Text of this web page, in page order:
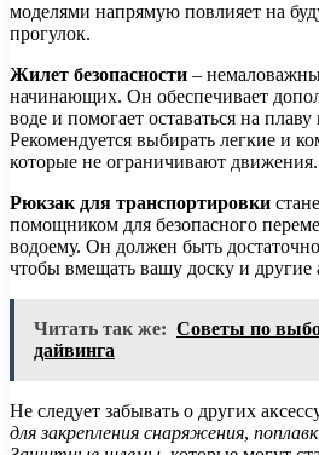
моделями напрямую повлияет на
прогулок.
Жилет безопасности –
начинающих. Он обеспечивает
воде и помогает оставаться на
Рекомендуется выбирать легкие и
которые не ограничивают движения.
Рюкзак для транспортировки
помощником для безопасного
водоему. Он должен быть
чтобы вмещать вашу доску и другие
Читать так же: Советы по
дайвинга
Не следует забывать о других
для закрепления снаряжения,